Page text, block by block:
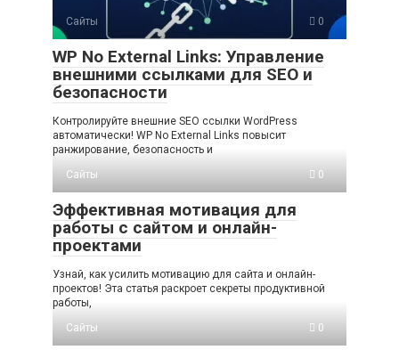
Сайты 0
WP No External Links: Управление
внешними ссылками для SEO и
безопасности
Контролируйте внешние SEO ссылки WordPress
автоматически! WP No External Links повысит
ранжирование, безопасность и
Сайты
0
Эффективная мотивация для
работы с сайтом и онлайн-
проектами
Узнай, как усилить мотивацию для сайта и онлайн-
проектов! Эта статья раскроет секреты продуктивной
работы,
Сайты
0